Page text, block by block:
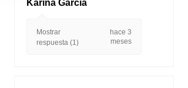
Karina Garcia
Mostrar
respuesta (1)
hace 3
meses